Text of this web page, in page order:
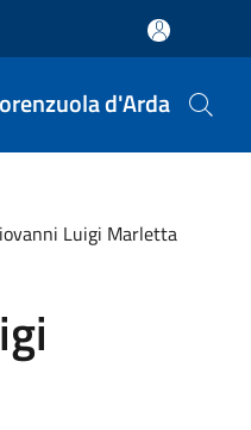
d'Arda
Luigi Marletta